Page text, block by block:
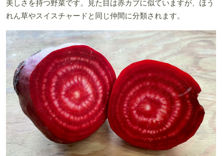
美しさを持つ野菜です。見た目は赤カブに似ていますが、ほう
れん草やスイスチャードと同じ仲間に分類されます。